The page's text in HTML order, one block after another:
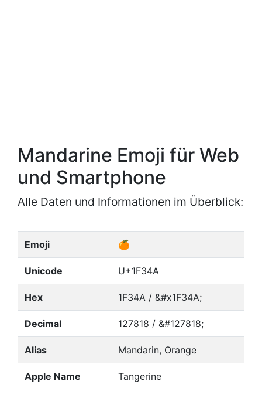
Mandarine Emoji für Web
und Smartphone
Alle Daten und Informationen im Überblick:
Emoji 🍊
Unicode U+1F34A
Hex 1F34A / &#x1F34A;
Decimal 127818 / &#127818;
Alias Mandarin, Orange
Apple Name Tangerine